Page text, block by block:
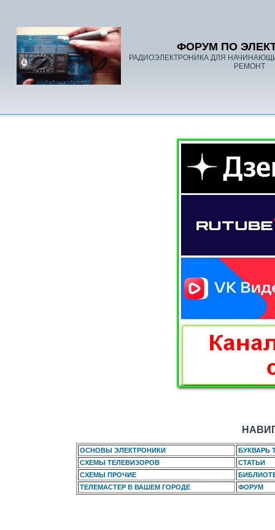
ФОРУМ ПО
РАДИОЭЛЕКТРОНИКА ДЛЯ
РЕМОНТ
ОСНОВЫ ЭЛЕКТРОНИКИ
БУКВАРЬ
СХЕМЫ ТЕЛЕВИЗОРОВ
СТАТЬИ
СХЕМЫ ПРОЧИЕ
ТЕЛЕМАСТЕР В ВАШЕМ ГОРОДЕ
ФОРУМ